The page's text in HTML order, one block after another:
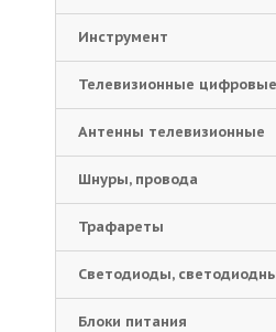
Инструмент
Телевизионные
Антенны телевизионные
Шнуры, провода
Трафареты
Светодиоды,
Блоки питания